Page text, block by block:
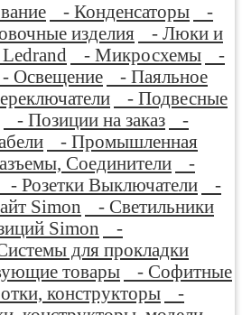
- Конденсаторы
-
изделия
- Люки и
- Микросхемы
-
- Освещение
- Паяльное
- Подвесные
- Позиции на заказ
-
- Промышленная
Соединители
-
- Розетки Выключатели
-
Simon
- Светильники
Simon
-
для прокладки
товары
- Софитные
конструкторы
-